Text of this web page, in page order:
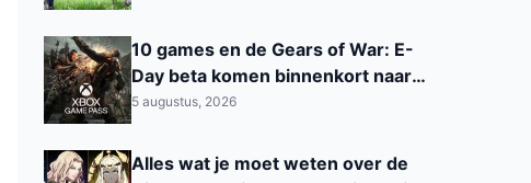
10 games en de Gears of War: E-
Day beta komen binnenkort naar
Xbox Game Pass
5 augustus, 2026
Alles wat je moet weten over de